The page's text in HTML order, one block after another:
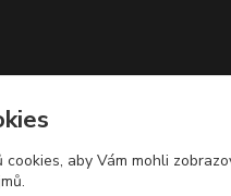
cookies, aby Vám mohli